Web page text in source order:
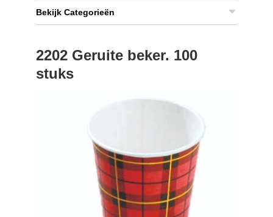
Bekijk Categorieën
2202 Geruite beker. 100
stuks